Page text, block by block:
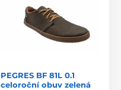
PEGRES BF 81L 0.1
celoroční obuv zelená